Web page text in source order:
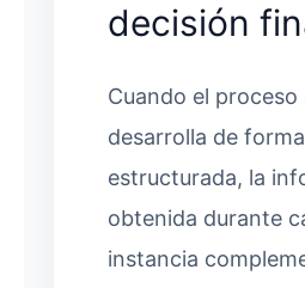
decisión
Cuando el proceso
desarrolla de forma
estructurada, la
obtenida durante
instancia